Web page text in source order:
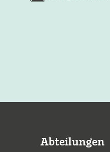
Abteilungen